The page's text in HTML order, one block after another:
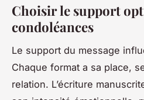
Choisir le support
condoléances
Le support du message
Chaque format a sa place,
relation. L’écriture